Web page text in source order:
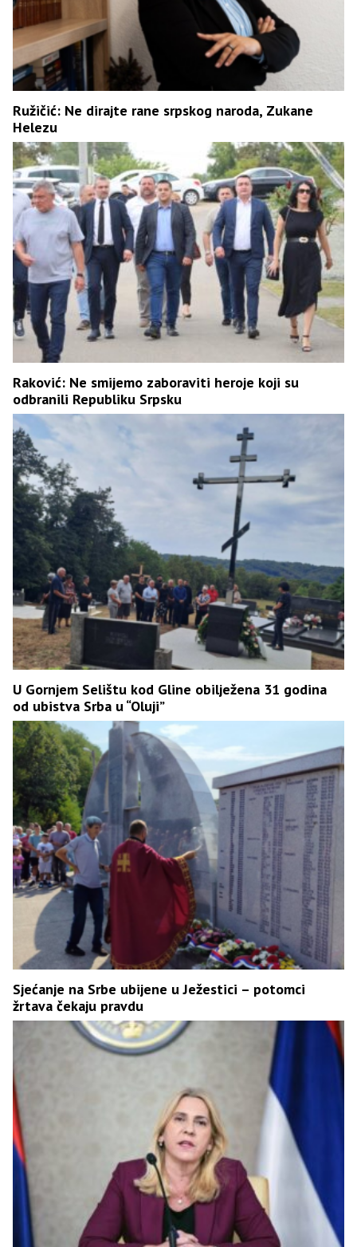
Ružičić: Ne dirajte rane srpskog naroda, Zukane
Helezu
Raković: Ne smijemo zaboraviti heroje koji su
odbranili Republiku Srpsku
U Gornjem Selištu kod Gline obilježena 31 godina
od ubistva Srba u “Oluji”
Sjećanje na Srbe ubijene u Ježestici – potomci
žrtava čekaju pravdu